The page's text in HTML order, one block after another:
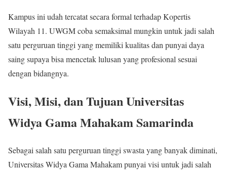
Kampus ini udah tercatat secara formal terhadap Kopertis
Wilayah 11. UWGM coba semaksimal mungkin untuk jadi salah
satu perguruan tinggi yang memiliki kualitas dan punyai daya
saing supaya bisa mencetak lulusan yang profesional sesuai
dengan bidangnya.
Visi, Misi, dan Tujuan Universitas
Widya Gama Mahakam Samarinda
Sebagai salah satu perguruan tinggi swasta yang banyak diminati,
Universitas Widya Gama Mahakam punyai visi untuk jadi salah